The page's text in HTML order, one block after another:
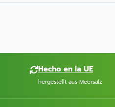
Hecho en la UE
hergestellt aus Meersalz